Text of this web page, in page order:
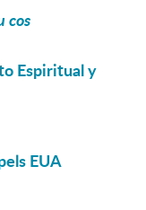
cos
Espiritual y
EUA